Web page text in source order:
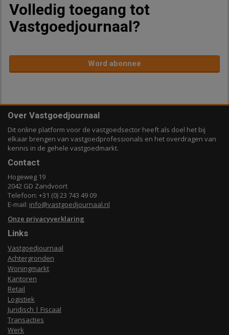
Volledig toegang tot
Vastgoedjournaal?
Word abonnee
Over Vastgoedjournaal
Dit online platform voor de vastgoedsector heeft als doel het bij
elkaar brengen van vastgoedprofessionals en het overdragen van
kennis in de gehele vastgoedmarkt.
Contact
Hogeweg 19
2042 GD Zandvoort
Telefoon: +31 (0) 23 743 49 09
E-mail: info@vastgoedjournaal.nl
Onze privacyverklaring
Links
Vastgoedjournaal
Achtergronden
Woningmarkt
Kantoren
Retail
Logistiek
Juridisch | Fiscaal
Transacties
Werk